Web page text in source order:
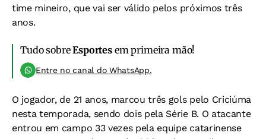
time mineiro, que vai ser válido pelos próximos três
anos.
Tudo sobreEsportesem primeira mão!
Entre no canal do WhatsApp.
O jogador, de 21 anos, marcou três gols pelo Criciúma
nesta temporada, sendo dois pela Série B. O atacante
entrou em campo 33 vezes pela equipe catarinense